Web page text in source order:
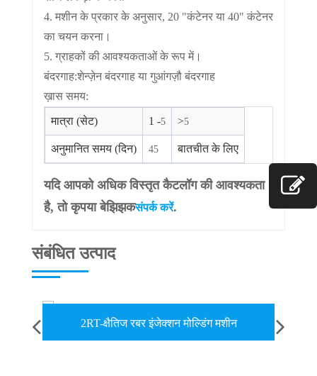
4. मशीन के प्रकार के अनुसार, 20 "कंटेनर या 40" कंटेनर
का चयन करना।
5. ग्राहकों की आवश्यकताओं के रूप में।
बंदरगाह:शेन्ज़ेन बंदरगाह या गुआंगज़ौ बंदरगाह
ख़ास समय:
मात्रा (सेट) 1 -5 >5
अनुमानित समय (दिन) 45 बातचीत के लिए
यदि आपको अधिक विस्तृत कैटलॉग की आवश्यकता
है, तो कृपया बेझिझकसंपर्क करें.
संबंधित उत्पाद
2RT-क्षैतिज रबर इंजेक्शन मोल्डिंग मशीन